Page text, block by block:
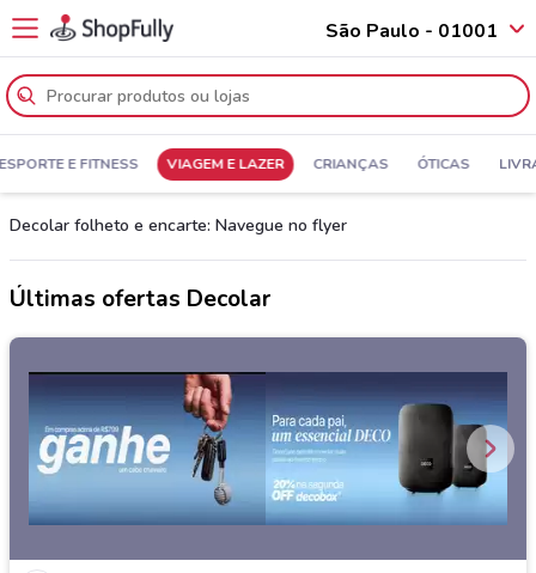
São Paulo - 01001
E FITNESS VIAGEM E LAZER CRIANÇAS ÓTICAS
Decolar folheto e encarte: Navegue no flyer
Últimas ofertas Decolar